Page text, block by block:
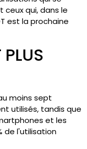
ceux qui, dans le
est la prochaine
moins sept
utilisés, tandis que
et les
de l'utilisation